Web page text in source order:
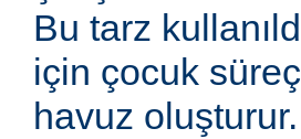
Bu tarz
için çocuk
havuz oluşturur.